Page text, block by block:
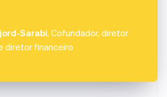
Sarabi, Cofundador, diretor
diretor financeiro